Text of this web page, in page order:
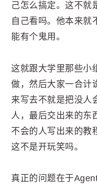
己怎么搞定。这不就
自己看吗。他本来就
能有个鬼用。
这就跟大学里那些小
做，然后大家一合计
来写去不就是把没人
人，最后交出来的东
不会的人写出来的教
这不是开玩笑吗。
真正的问题在于